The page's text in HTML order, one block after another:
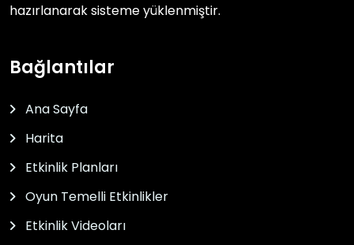
hazırlanarak sisteme yüklenmiştir.
Bağlantılar
Ana Sayfa
Harita
Etkinlik Planları
Oyun Temelli Etkinlikler
Etkinlik Videoları